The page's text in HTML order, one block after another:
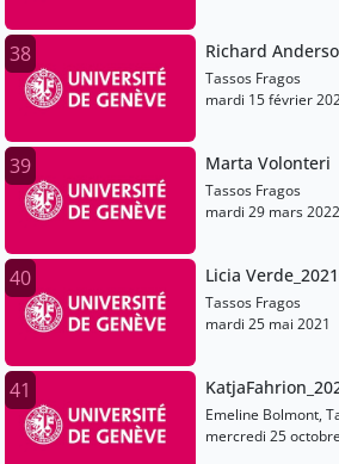
38 Richard
Tassos Fragos
mardi 15 février
39 Marta Volonteri
Tassos Fragos
mardi 29 mars 2022
40 Licia
Tassos Fragos
mardi 25 mai 2021
41
Emeline Bolmont,
mercredi 25